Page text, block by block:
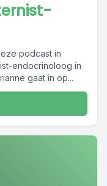
podcast in
endocrinoloog in
gaat in op...